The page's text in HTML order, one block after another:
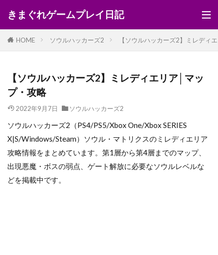
きまぐれゲームプレイ日記
HOME ソウルハッカーズ2 【ソウルハッカーズ2】ミレディ
【ソウルハッカーズ2】ミレディエリア│マッ
プ・攻略
2022年9月7日 ソウルハッカーズ2
ソウルハッカーズ2（PS4/PS5/Xbox One/Xbox SERIES
X|S/Windows/Steam）ソウル・マトリクスのミレディエリア
攻略情報をまとめています。第1層から第4層までのマップ、
出現悪魔・ボスの弱点、ゲート解放に必要なソウルレベルな
どを掲載中です。